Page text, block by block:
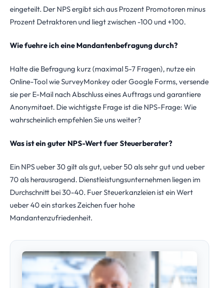
eingeteilt. Der NPS ergibt sich aus Prozent Promotoren minus
Prozent Detraktoren und liegt zwischen -100 und +100.
Wie fuehre ich eine Mandantenbefragung durch?
Halte die Befragung kurz (maximal 5-7 Fragen), nutze ein
Online-Tool wie SurveyMonkey oder Google Forms, versende
sie per E-Mail nach Abschluss eines Auftrags und garantiere
Anonymitaet. Die wichtigste Frage ist die NPS-Frage: Wie
wahrscheinlich empfehlen Sie uns weiter?
Was ist ein guter NPS-Wert fuer Steuerberater?
Ein NPS ueber 30 gilt als gut, ueber 50 als sehr gut und ueber
70 als herausragend. Dienstleistungsunternehmen liegen im
Durchschnitt bei 30-40. Fuer Steuerkanzleien ist ein Wert
ueber 40 ein starkes Zeichen fuer hohe
Mandantenzufriedenheit.